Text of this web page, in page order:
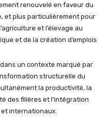
renouvelé en faveur du
et plus particulièrement pour
et l’élevage au
et de la création d’emplois
un contexte marqué par
structurelle du
la productivité, la
des filières et l’intégration
internationaux.